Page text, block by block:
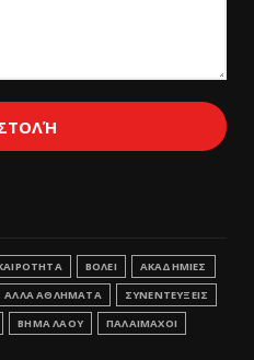
ΒΟΛΕΙ
ΑΚΑΔΗΜΙΕΣ
ΑΛΛΑ ΑΘΛΗΜΑΤΑ
ΣΥΝΕΝΤΕΥΞΕΙΣ
ΒΗΜΑ ΛΑΟΥ ΠΑΛΑΙΜΑΧΟΙ